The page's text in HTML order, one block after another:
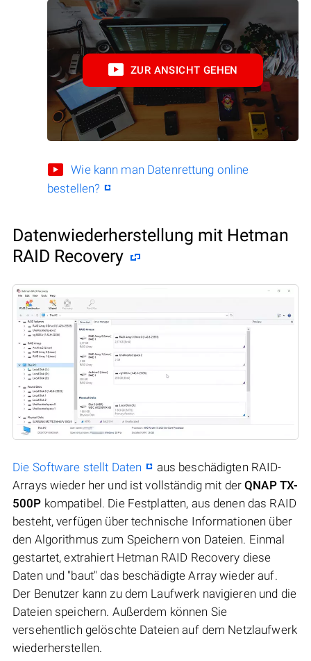
ZUR ANSICHT GEHEN
Wie kann man Datenrettung online
bestellen?
Datenwiederherstellung mit Hetman
RAID Recovery
Die Software stellt Daten
aus beschädigten RAID-
Arrays wieder her und ist vollständig mit derQNAP TX-
500P kompatibel. Die Festplatten, aus denen das RAID
besteht, verfügen über technische Informationen über
den Algorithmus zum Speichern von Dateien. Einmal
gestartet, extrahiert Hetman RAID Recovery diese
Daten und "baut" das beschädigte Array wieder auf.
Der Benutzer kann zu dem Laufwerk navigieren und die
Dateien speichern. Außerdem können Sie
versehentlich gelöschte Dateien auf dem Netzlaufwerk
wiederherstellen.